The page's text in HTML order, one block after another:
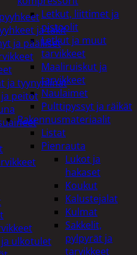
Letkut, liittimet ja
pistoolit
Letkut ja muut
tarvikkeet
Maaliruiskut ja
tarvikkeet
Naulaimet
Pulttipyssyt ja räikät
Rakennusmateriaalit
Listat
Pienrauta
Lukot ja
hakaset
Koukut
Kalustejalat
Kulmat
Sakkelit,
pylpyrät ja
tarvikkeet
ja takit
ja päälliset
ja tyynynlinat
peitot
ulkotulet